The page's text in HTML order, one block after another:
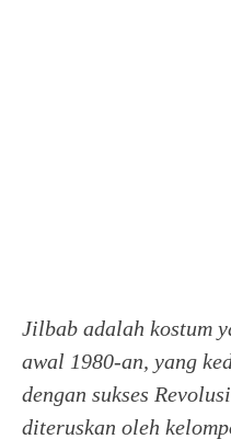
Jilbab adalah kostum
awal 1980-an, yang
dengan sukses
diteruskan oleh